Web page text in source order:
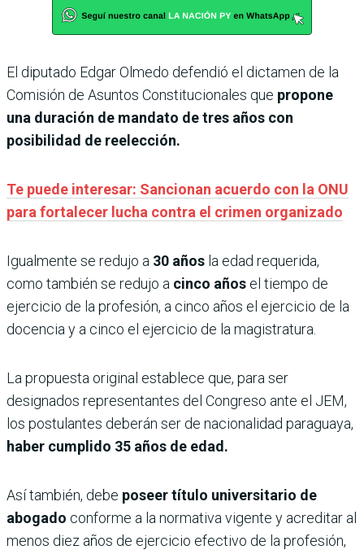
El diputado Edgar Olmedo defendió el dictamen de la
Comisión de Asuntos Constitucionales que propone
una duración de mandato de tres años con
posibilidad de reelección.
Te puede interesar: Sancionan acuerdo con la ONU
para fortalecer lucha contra el crimen organizado
Igualmente se redujo a 30 años la edad requerida,
como también se redujo a cinco años el tiempo de
ejercicio de la profesión, a cinco años el ejercicio de la
docencia y a cinco el ejercicio de la magistratura.
La propuesta original establece que, para ser
designados representantes del Congreso ante el JEM,
los postulantes deberán ser de nacionalidad paraguaya,
haber cumplido 35 años de edad.
Así también, debe poseer título universitario de
abogado conforme a la normativa vigente y acreditar al
menos diez años de ejercicio efectivo de la profesión,